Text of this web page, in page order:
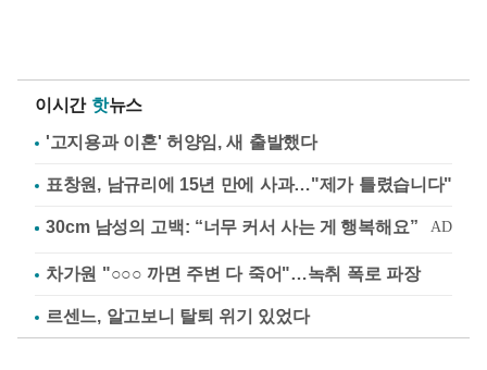
이시간 핫뉴스
'고지용과 이혼' 허양임, 새 출발했다
표창원, 남규리에 15년 만에 사과…"제가 틀렸습니다"
차가원 "○○○ 까면 주변 다 죽어"…녹취 폭로 파장
르센느, 알고보니 탈퇴 위기 있었다